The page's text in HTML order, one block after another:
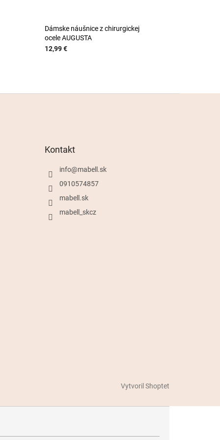
Dámske náušnice z chirurgickej
ocele AUGUSTA
12,99 €
Kontakt
info@mabell.sk
0910574857
mabell.sk
mabell_skcz
Vytvoril Shoptet